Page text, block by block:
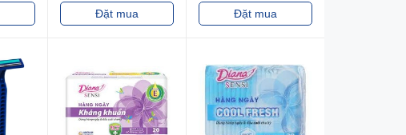
Đặt mua Đặt mua